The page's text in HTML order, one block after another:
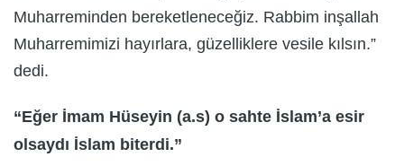
Muharreminden bereketleneceğiz. Rabbim inşallah
Muharremimizi hayırlara, güzelliklere vesile kılsın.”
dedi.
“Eğer İmam Hüseyin (a.s) o sahte İslam’a esir
olsaydı İslam biterdi.”